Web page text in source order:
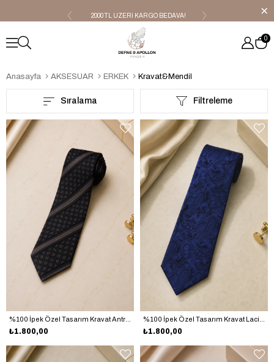
2000 TL ÜZERİ KARGO BEDAVA! OUTLET ÜRÜNLER!!
0
Anasayfa AKSESUAR ERKEK Kravat&Mendil
Filtreleme
Sıralama
₺1.800,00 ₺1.800,00